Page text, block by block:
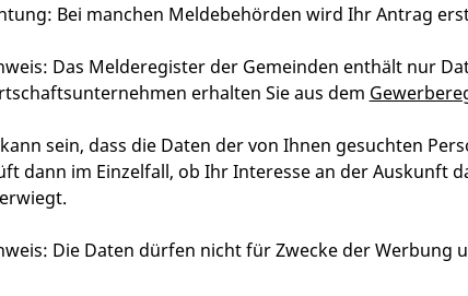
Bei manchen Meldebehörden wird Ihr Antrag
Das Melderegister der Gemeinden enthält nur
erhalten Sie aus dem
sein, dass die Daten der von Ihnen gesuchten
dann im Einzelfall, ob Ihr Interesse an der Auskunft
Die Daten dürfen nicht für Zwecke der Werbung